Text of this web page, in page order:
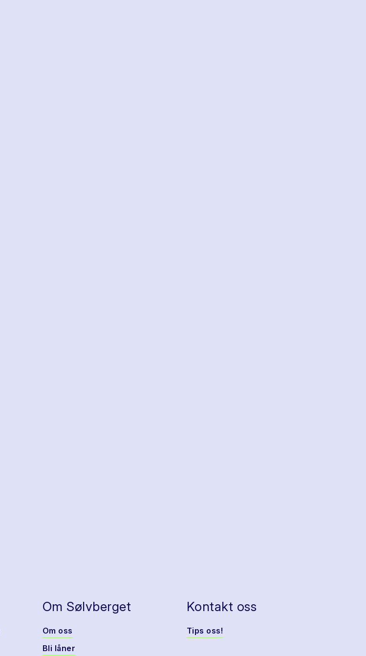
Om Sølvberget
Om oss
Bli låner
Kontakt oss
Tips oss!